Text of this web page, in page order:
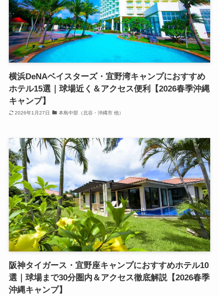
横浜DeNAベイスターズ・宜野湾キャンプにおすすめ
ホテル15選｜球場近く＆アクセス便利【2026春季沖縄
キャンプ】
2026年1月27日 本島中部（北谷・沖縄市 他）
阪神タイガース・宜野座キャンプにおすすめホテル10
選｜球場まで30分圏内＆アクセス徹底解説【2026春季
沖縄キャンプ】